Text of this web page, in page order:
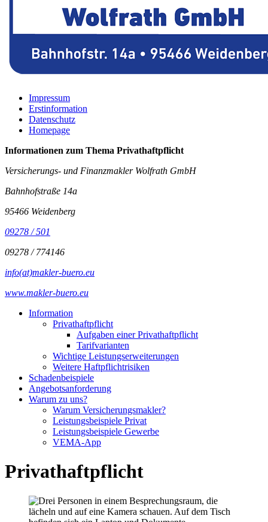
Impressum
Erstinformation
Datenschutz
Homepage
Informationen zum Thema Privathaftpflicht
Versicherungs- und Finanzmakler Wolfrath GmbH
Bahnhofstraße 14a
95466 Weidenberg
09278 / 501
09278 / 774146
info(at)makler-buero.eu
www.makler-buero.eu
Information
Privathaftpflicht
Aufgaben einer Privathaftpflicht
Tarifvarianten
Wichtige Leistungserweiterungen
Weitere Haftpflichtrisiken
Schadenbeispiele
Angebotsanforderung
Warum zu uns?
Warum Versicherungsmakler?
Leistungsbeispiele Privat
Leistungsbeispiele Gewerbe
VEMA-App
Privathaftpflicht